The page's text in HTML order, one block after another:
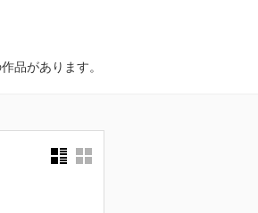
品があります。